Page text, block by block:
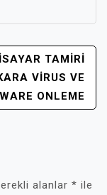
TAMIRI
VIRUS VE
ONLEME
alanlar * ile